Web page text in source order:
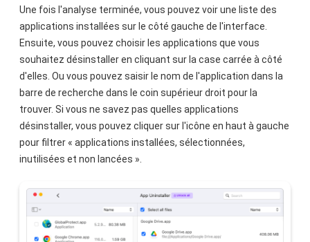
Une fois l'analyse terminée, vous pouvez voir une liste des
applications installées sur le côté gauche de l'interface.
Ensuite, vous pouvez choisir les applications que vous
souhaitez désinstaller en cliquant sur la case carrée à côté
d'elles. Ou vous pouvez saisir le nom de l'application dans la
barre de recherche dans le coin supérieur droit pour la
trouver. Si vous ne savez pas quelles applications
désinstaller, vous pouvez cliquer sur l'icône en haut à gauche
pour filtrer « applications installées, sélectionnées,
inutilisées et non lancées ».